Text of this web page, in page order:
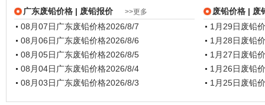
广东废铅价格 | 废铅报价 >>更多
08月07日广东废铅价格2026/8/7
08月06日广东废铅价格2026/8/6
08月05日广东废铅价格2026/8/5
08月04日广东废铅价格2026/8/4
08月03日广东废铅价格2026/8/3
废铅价格 | 废
1月29日废铅
1月28日废铅
1月27日废铅
1月26日废铅
1月25日废铅